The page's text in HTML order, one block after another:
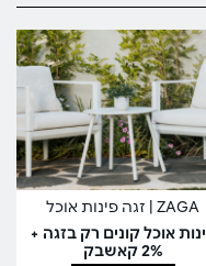
ZAGA | זגה פינות אוכל
אוכל קונים רק בזגה +
2% קאשבק